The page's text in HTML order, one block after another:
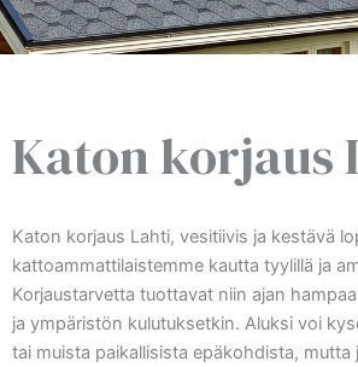
Katon korjaus
Katon korjaus Lahti, vesitiivis ja kestävä
kattoammattilaistemme kautta tyylillä ja
Korjaustarvetta tuottavat niin ajan
ja ympäristön kulutuksetkin. Aluksi voi
tai muista paikallisista epäkohdista, mutta